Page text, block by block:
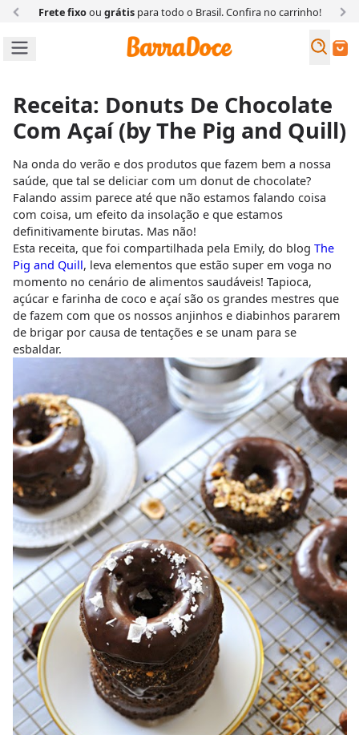
Frete fixoou grátispara todo o Brasil. Confira no carrinho!
Buscar
Receita: Donuts De Chocolate
Com Açaí (by The Pig and Quill)
Na onda do verão e dos produtos que fazem bem a nossa
saúde, que tal se deliciar com um donut de chocolate?
Falando assim parece até que não estamos falando coisa
com coisa, um efeito da insolação e que estamos
definitivamente birutas. Mas não!
Esta receita, que foi compartilhada pela Emily, do blog The
Pig and Quill, leva elementos que estão super em voga no
momento no cenário de alimentos saudáveis! Tapioca,
açúcar e farinha de coco e açaí são os grandes mestres que
de fazem com que os nossos anjinhos e diabinhos pararem
de brigar por causa de tentações e se unam para se
esbaldar.